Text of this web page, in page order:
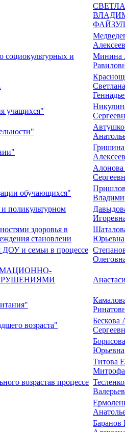
социокультурных и
Минина
Светлана
учащихся"
Автушко
Гришина
Алонова
обучающихся"
поликультурном
здоровья в
становлени
Юрьевна
ДОУ и семьи в процессе
возраста"
Бескова
Юрьевна
Титова
возрастав процессе
Баранов